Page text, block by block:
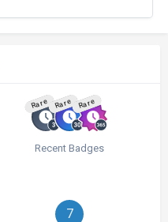
Rare Rare Rare
Recent Badges
7